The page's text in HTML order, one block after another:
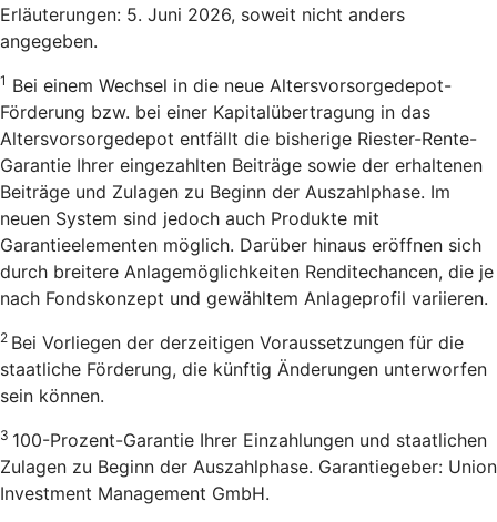
Erläuterungen: 5. Juni 2026, soweit nicht anders
angegeben.
1 Bei einem Wechsel in die neue Altersvorsorgedepot-
Förderung bzw. bei einer Kapitalübertragung in das
Altersvorsorgedepot entfällt die bisherige Riester-Rente-
Garantie Ihrer eingezahlten Beiträge sowie der erhaltenen
Beiträge und Zulagen zu Beginn der Auszahlphase. Im
neuen System sind jedoch auch Produkte mit
Garantieelementen möglich. Darüber hinaus eröffnen sich
durch breitere Anlagemöglichkeiten Renditechancen, die je
nach Fondskonzept und gewähltem Anlageprofil variieren.
2 Bei Vorliegen der derzeitigen Voraussetzungen für die
staatliche Förderung, die künftig Änderungen unterworfen
sein können.
3 100-Prozent-Garantie Ihrer Einzahlungen und staatlichen
Zulagen zu Beginn der Auszahlphase. Garantiegeber: Union
Investment Management GmbH.